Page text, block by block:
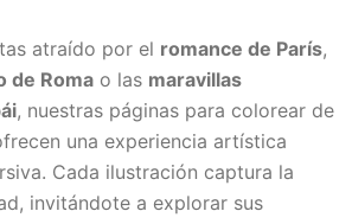
atraído por el romance de París,
de Roma o las maravillas
, nuestras páginas para colorear de
una experiencia artística
Cada ilustración captura la
invitándote a explorar sus